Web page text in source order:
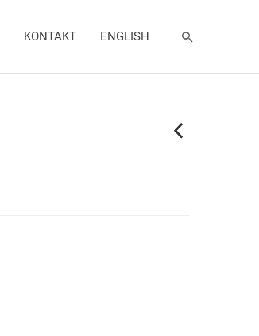
KONTAKT ENGLISH